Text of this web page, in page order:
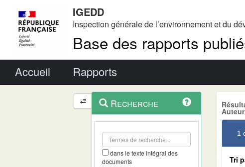
IGEDD
Inspection générale de l’environnement et du
Base des rapports
Accueil Rapports
Navigation
et
outils
contextuel
Recherche
dans le texte intégral des
documents
1
Tri